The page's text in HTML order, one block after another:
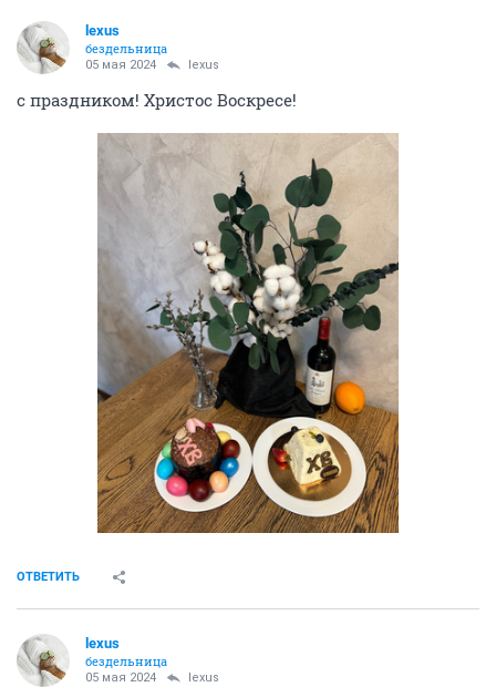
lexus
бездельница
05 мая 2024 lexus
с праздником! Христос Воскресе!
ОТВЕТИТЬ
lexus
бездельница
05 мая 2024 lexus